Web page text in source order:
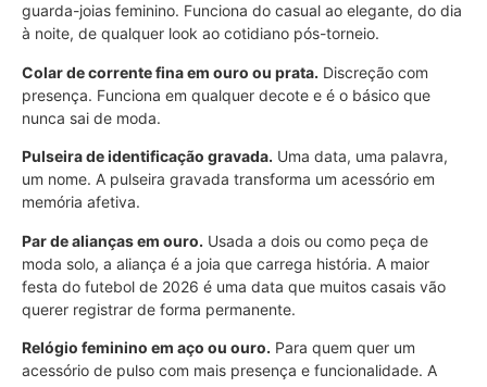
guarda-joias feminino. Funciona do casual ao elegante, do dia
à noite, de qualquer look ao cotidiano pós-torneio.
Colar de corrente fina em ouro ou prata. Discreção com
presença. Funciona em qualquer decote e é o básico que
nunca sai de moda.
Pulseira de identificação gravada. Uma data, uma palavra,
um nome. A pulseira gravada transforma um acessório em
memória afetiva.
Par de alianças em ouro. Usada a dois ou como peça de
moda solo, a aliança é a joia que carrega história. A maior
festa do futebol de 2026 é uma data que muitos casais vão
querer registrar de forma permanente.
Relógio feminino em aço ou ouro. Para quem quer um
acessório de pulso com mais presença e funcionalidade. A